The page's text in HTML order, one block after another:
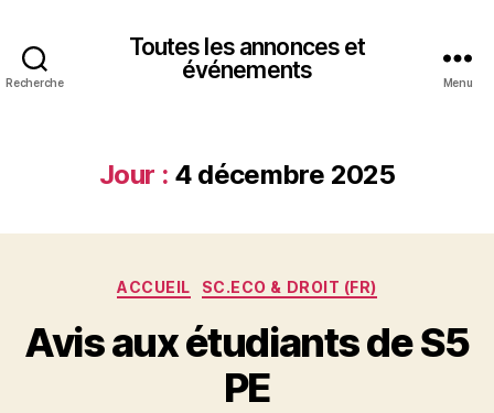
Recherche
Toutes les annonces et
événements
Menu
Jour : 4 décembre 2025
Catégories
ACCUEIL SC.ECO & DROIT (FR)
Avis aux étudiants de S5
PE